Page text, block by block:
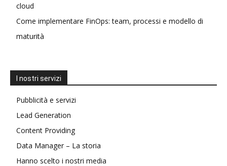
cloud
Come implementare FinOps: team, processi e modello di
maturità
I nostri servizi
Pubblicità e servizi
Lead Generation
Content Providing
Data Manager – La storia
Hanno scelto i nostri media